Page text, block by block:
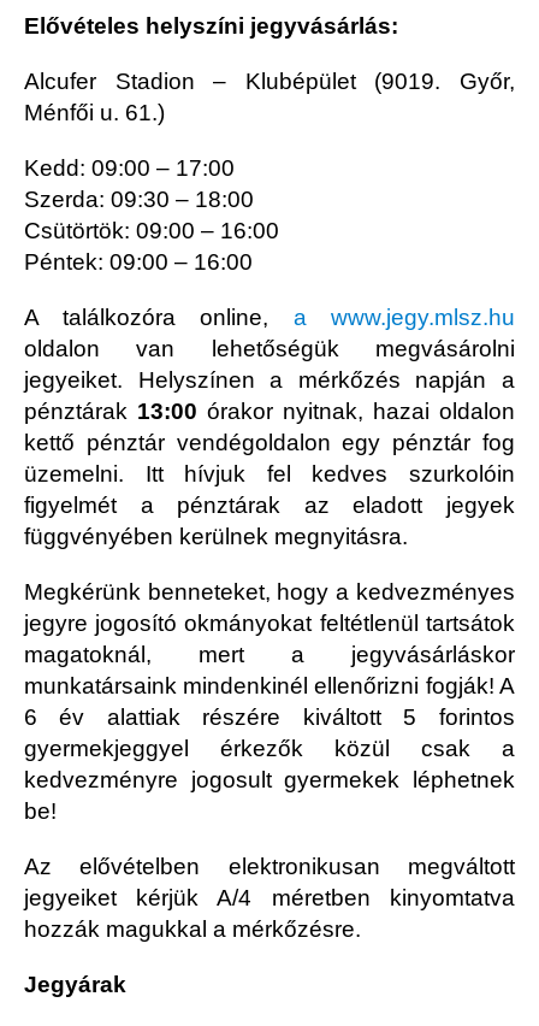
Elővételes helyszíni jegyvásárlás:
Alcufer Stadion – Klubépület (9019. Győr,
Ménfői u. 61.)
Kedd: 09:00 – 17:00
Szerda: 09:30 – 18:00
Csütörtök: 09:00 – 16:00
Péntek: 09:00 – 16:00
A találkozóra online, a www.jegy.mlsz.hu
oldalon van lehetőségük megvásárolni
jegyeiket. Helyszínen a mérkőzés napján a
pénztárak 13:00 órakor nyitnak, hazai oldalon
kettő pénztár vendégoldalon egy pénztár fog
üzemelni. Itt hívjuk fel kedves szurkolóin
figyelmét a pénztárak az eladott jegyek
függvényében kerülnek megnyitásra.
Megkérünk benneteket, hogy a kedvezményes
jegyre jogosító okmányokat feltétlenül tartsátok
magatoknál, mert a jegyvásárláskor
munkatársaink mindenkinél ellenőrizni fogják! A
6 év alattiak részére kiváltott 5 forintos
gyermekjeggyel érkezők közül csak a
kedvezményre jogosult gyermekek léphetnek
be!
Az elővételben elektronikusan megváltott
jegyeiket kérjük A/4 méretben kinyomtatva
hozzák magukkal a mérkőzésre.
Jegyárak